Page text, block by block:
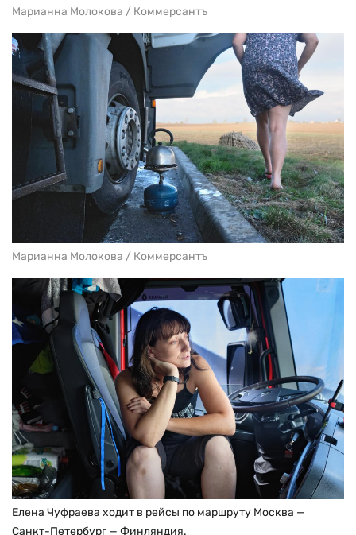
Марианна Молокова / Коммерсантъ
Марианна Молокова / Коммерсантъ
Елена Чуфраева ходит в рейсы по маршруту Москва —
Санкт-Петербург — Финляндия.